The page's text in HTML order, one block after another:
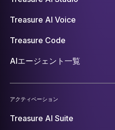
Treasure AI Voice
Treasure Code
AIエージェント一覧
アクティベーション
Treasure AI Suite